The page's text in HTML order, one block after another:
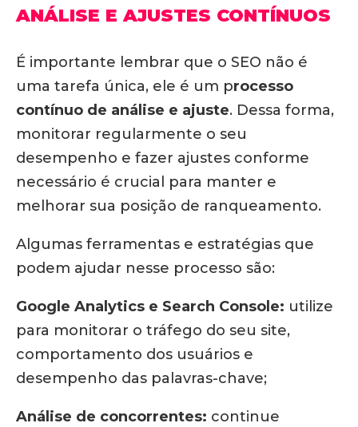
ANÁLISE E AJUSTES CONTÍNUOS
É importante lembrar que o SEO não é
uma tarefa única, ele é um processo
contínuo de análise e ajuste. Dessa forma,
monitorar regularmente o seu
desempenho e fazer ajustes conforme
necessário é crucial para manter e
melhorar sua posição de ranqueamento.
Algumas ferramentas e estratégias que
podem ajudar nesse processo são:
Google Analytics e Search Console: utilize
para monitorar o tráfego do seu site,
comportamento dos usuários e
desempenho das palavras-chave;
Análise de concorrentes: continue